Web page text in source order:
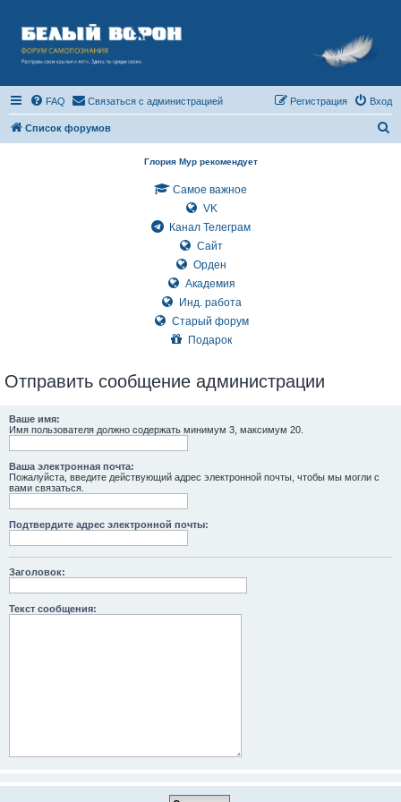
FAQ Связаться с администрацией Вход
Регистрация
Список форумов
Глория Мур рекомендует
Самое важное
VK
Канал Телеграм
Сайт
Орден
Академия
Инд. работа
Старый форум
Подарок
Отправить сообщение администрации
Ваше имя:
Имя пользователя должно содержать минимум 3, максимум 20.
Ваша электронная почта:
Пожалуйста, введите действующий адрес электронной почты, чтобы мы могли с
вами связаться.
Подтвердите адрес электронной почты:
Заголовок:
Текст сообщения: